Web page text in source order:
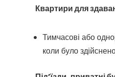
Квартири для
Тимчасові або
коли було